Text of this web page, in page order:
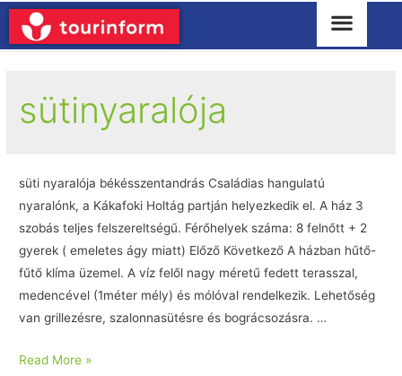
sütinyaralója
süti nyaralója békésszentandrás Családias hangulatú
nyaralónk, a Kákafoki Holtág partján helyezkedik el. A ház 3
szobás teljes felszereltségű. Férőhelyek száma: 8 felnőtt + 2
gyerek ( emeletes ágy miatt) Előző Következő A házban hűtő-
fűtő klíma üzemel. A víz felől nagy méretű fedett terasszal,
medencével (1méter mély) és mólóval rendelkezik. Lehetőség
van grillezésre, szalonnasütésre és bográcsozásra. …
Read More »